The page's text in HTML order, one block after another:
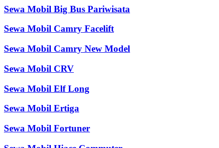
Sewa Mobil Big Bus Pariwisata
Sewa Mobil Camry Facelift
Sewa Mobil Camry New Model
Sewa Mobil CRV
Sewa Mobil Elf Long
Sewa Mobil Ertiga
Sewa Mobil Fortuner